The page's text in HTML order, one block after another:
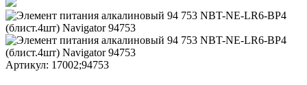
Артикул: 17002;94753